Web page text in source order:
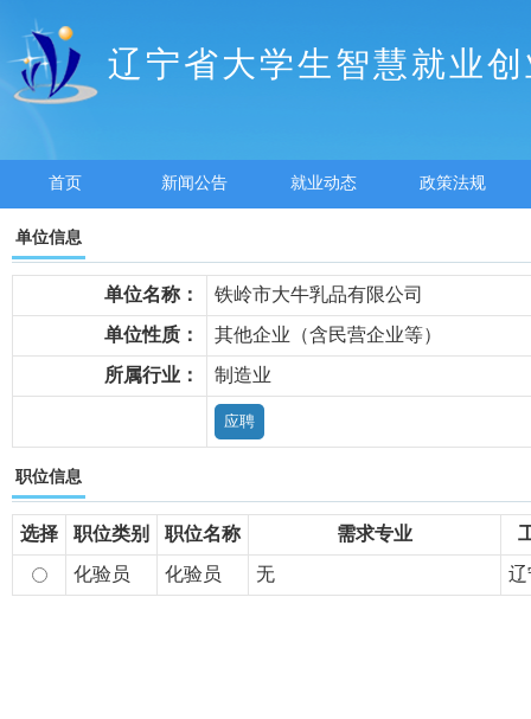
辽宁省大学生智慧就业
首页 新闻公告 就业动态 政策法规
单位信息
单位名称：
铁岭市大牛乳品有限公司
单位性质：
其他企业（含民营企业等）
所属行业：
制造业
职位信息
选择 职位类别 职位名称 需求专业
化验员
化验员 无 辽